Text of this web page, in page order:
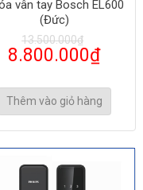
vân tay Bosch EL600
(Đức)
13.500.000₫
8.800.000₫
Thêm vào giỏ hàng